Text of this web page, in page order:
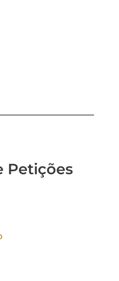
Petições